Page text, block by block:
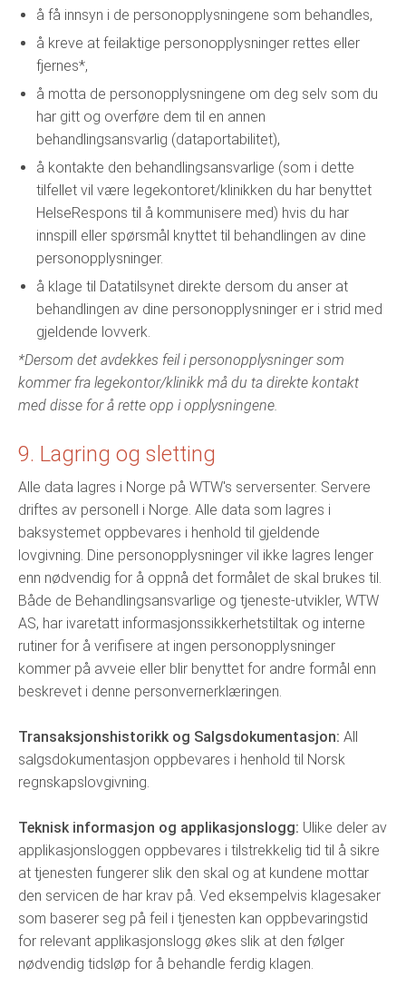
å få innsyn i de personopplysningene som behandles,
å kreve at feilaktige personopplysninger rettes eller
fjernes*,
å motta de personopplysningene om deg selv som du
har gitt og overføre dem til en annen
behandlingsansvarlig (dataportabilitet),
å kontakte den behandlingsansvarlige (som i dette
tilfellet vil være legekontoret/klinikken du har benyttet
HelseRespons til å kommunisere med) hvis du har
innspill eller spørsmål knyttet til behandlingen av dine
personopplysninger.
å klage til Datatilsynet direkte dersom du anser at
behandlingen av dine personopplysninger er i strid med
gjeldende lovverk.
*Dersom det avdekkes feil i personopplysninger som
kommer fra legekontor/klinikk må du ta direkte kontakt
med disse for å rette opp i opplysningene.
9. Lagring og sletting
Alle data lagres i Norge på WTW's serversenter. Servere
driftes av personell i Norge. Alle data som lagres i
baksystemet oppbevares i henhold til gjeldende
lovgivning. Dine personopplysninger vil ikke lagres lenger
enn nødvendig for å oppnå det formålet de skal brukes til.
Både de Behandlingsansvarlige og tjeneste-utvikler, WTW
AS, har ivaretatt informasjonssikkerhetstiltak og interne
rutiner for å verifisere at ingen personopplysninger
kommer på avveie eller blir benyttet for andre formål enn
beskrevet i denne personvernerklæringen.
Transaksjonshistorikk og Salgsdokumentasjon: All
salgsdokumentasjon oppbevares i henhold til Norsk
regnskapslovgivning.
Teknisk informasjon og applikasjonslogg: Ulike deler av
applikasjonsloggen oppbevares i tilstrekkelig tid til å sikre
at tjenesten fungerer slik den skal og at kundene mottar
den servicen de har krav på. Ved eksempelvis klagesaker
som baserer seg på feil i tjenesten kan oppbevaringstid
for relevant applikasjonslogg økes slik at den følger
nødvendig tidsløp for å behandle ferdig klagen.